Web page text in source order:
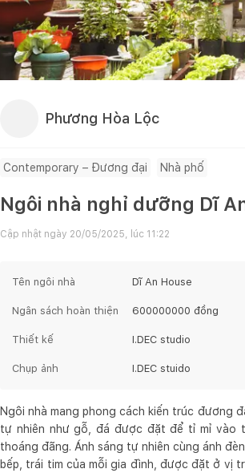
Phương Hòa Lộc
Contemporary – Đương đại Nhà phố
Ngôi nhà nghỉ dưỡng Dĩ
Cập nhật ngày 20/05/2025, lúc 11:22
Tên ngôi nhà Dĩ An House
Ngân sách hoàn thiện 600000000 đồng
Thiết kế I.DEC studio
Chụp ảnh I.DEC stuido
Ngôi nhà mang phong cách kiến trúc đương
tự nhiên như gỗ, đá được đặt để tỉ mỉ vào
thoáng đãng. Ánh sáng tự nhiên cùng ánh
bếp, trái tim của mỗi gia đình, được đặt ở vị